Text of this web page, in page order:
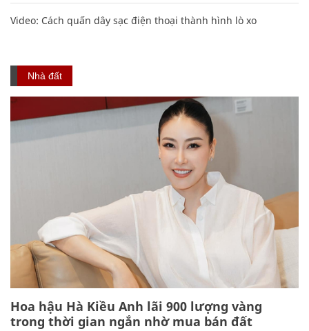
Video: Cách quấn dây sạc điện thoại thành hình lò xo
Nhà đất
Hoa hậu Hà Kiều Anh lãi 900 lượng vàng
trong thời gian ngắn nhờ mua bán đất